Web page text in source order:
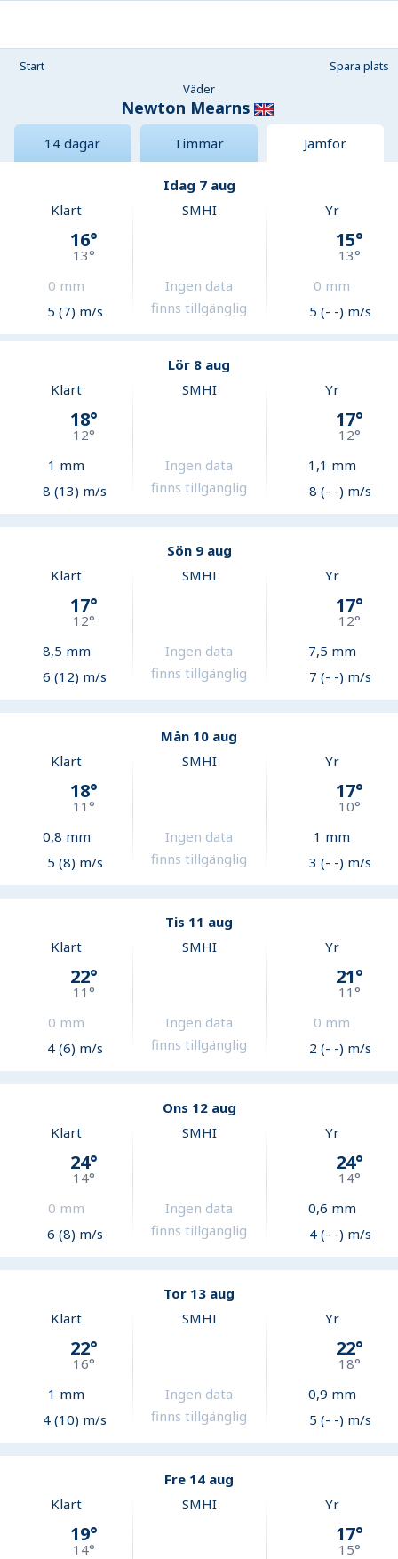
Start
Spara plats
Väder
Newton Mearns
14 dagar Timmar Jämför
Idag 7 aug
Klart
16°
13°
0 mm
5 (7) m/s
SMHI
Ingen data
finns tillgänglig
Yr
15°
13°
0 mm
5 (- -) m/s
Lör 8 aug
Klart
18°
12°
1 mm
8 (13) m/s
SMHI
Ingen data
finns tillgänglig
Yr
17°
12°
1,1 mm
8 (- -) m/s
Sön 9 aug
Klart
17°
12°
8,5 mm
6 (12) m/s
SMHI
Ingen data
finns tillgänglig
Yr
17°
12°
7,5 mm
7 (- -) m/s
Mån 10 aug
Klart
18°
11°
0,8 mm
5 (8) m/s
SMHI
Ingen data
finns tillgänglig
Yr
17°
10°
1 mm
3 (- -) m/s
Tis 11 aug
Klart
22°
11°
0 mm
4 (6) m/s
SMHI
Ingen data
finns tillgänglig
Yr
21°
11°
0 mm
2 (- -) m/s
Ons 12 aug
Klart
24°
14°
0 mm
6 (8) m/s
SMHI
Ingen data
finns tillgänglig
Yr
24°
14°
0,6 mm
4 (- -) m/s
Tor 13 aug
Klart
22°
16°
1 mm
4 (10) m/s
SMHI
Ingen data
finns tillgänglig
Yr
22°
18°
0,9 mm
5 (- -) m/s
Fre 14 aug
Klart
19°
14°
SMHI Yr
17°
15°